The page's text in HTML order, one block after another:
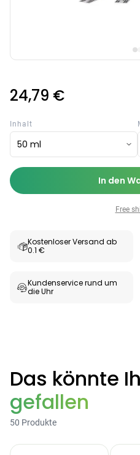
Testzentrum
Gesundheit
24,79 €
Inhalt
50 ml
In den
Free
Kostenloser Versand ab
0.1 €
Kundenservice rund um
die Uhr
Das könnte
gefallen
50 Produkte